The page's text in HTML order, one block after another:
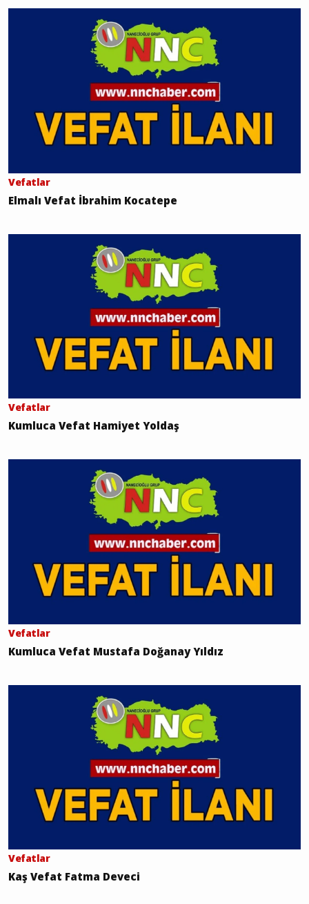
Vefatlar
Elmalı Vefat İbrahim Kocatepe
Vefatlar
Kumluca Vefat Hamiyet Yoldaş
Vefatlar
Kumluca Vefat Mustafa Doğanay Yıldız
Vefatlar
Kaş Vefat Fatma Deveci